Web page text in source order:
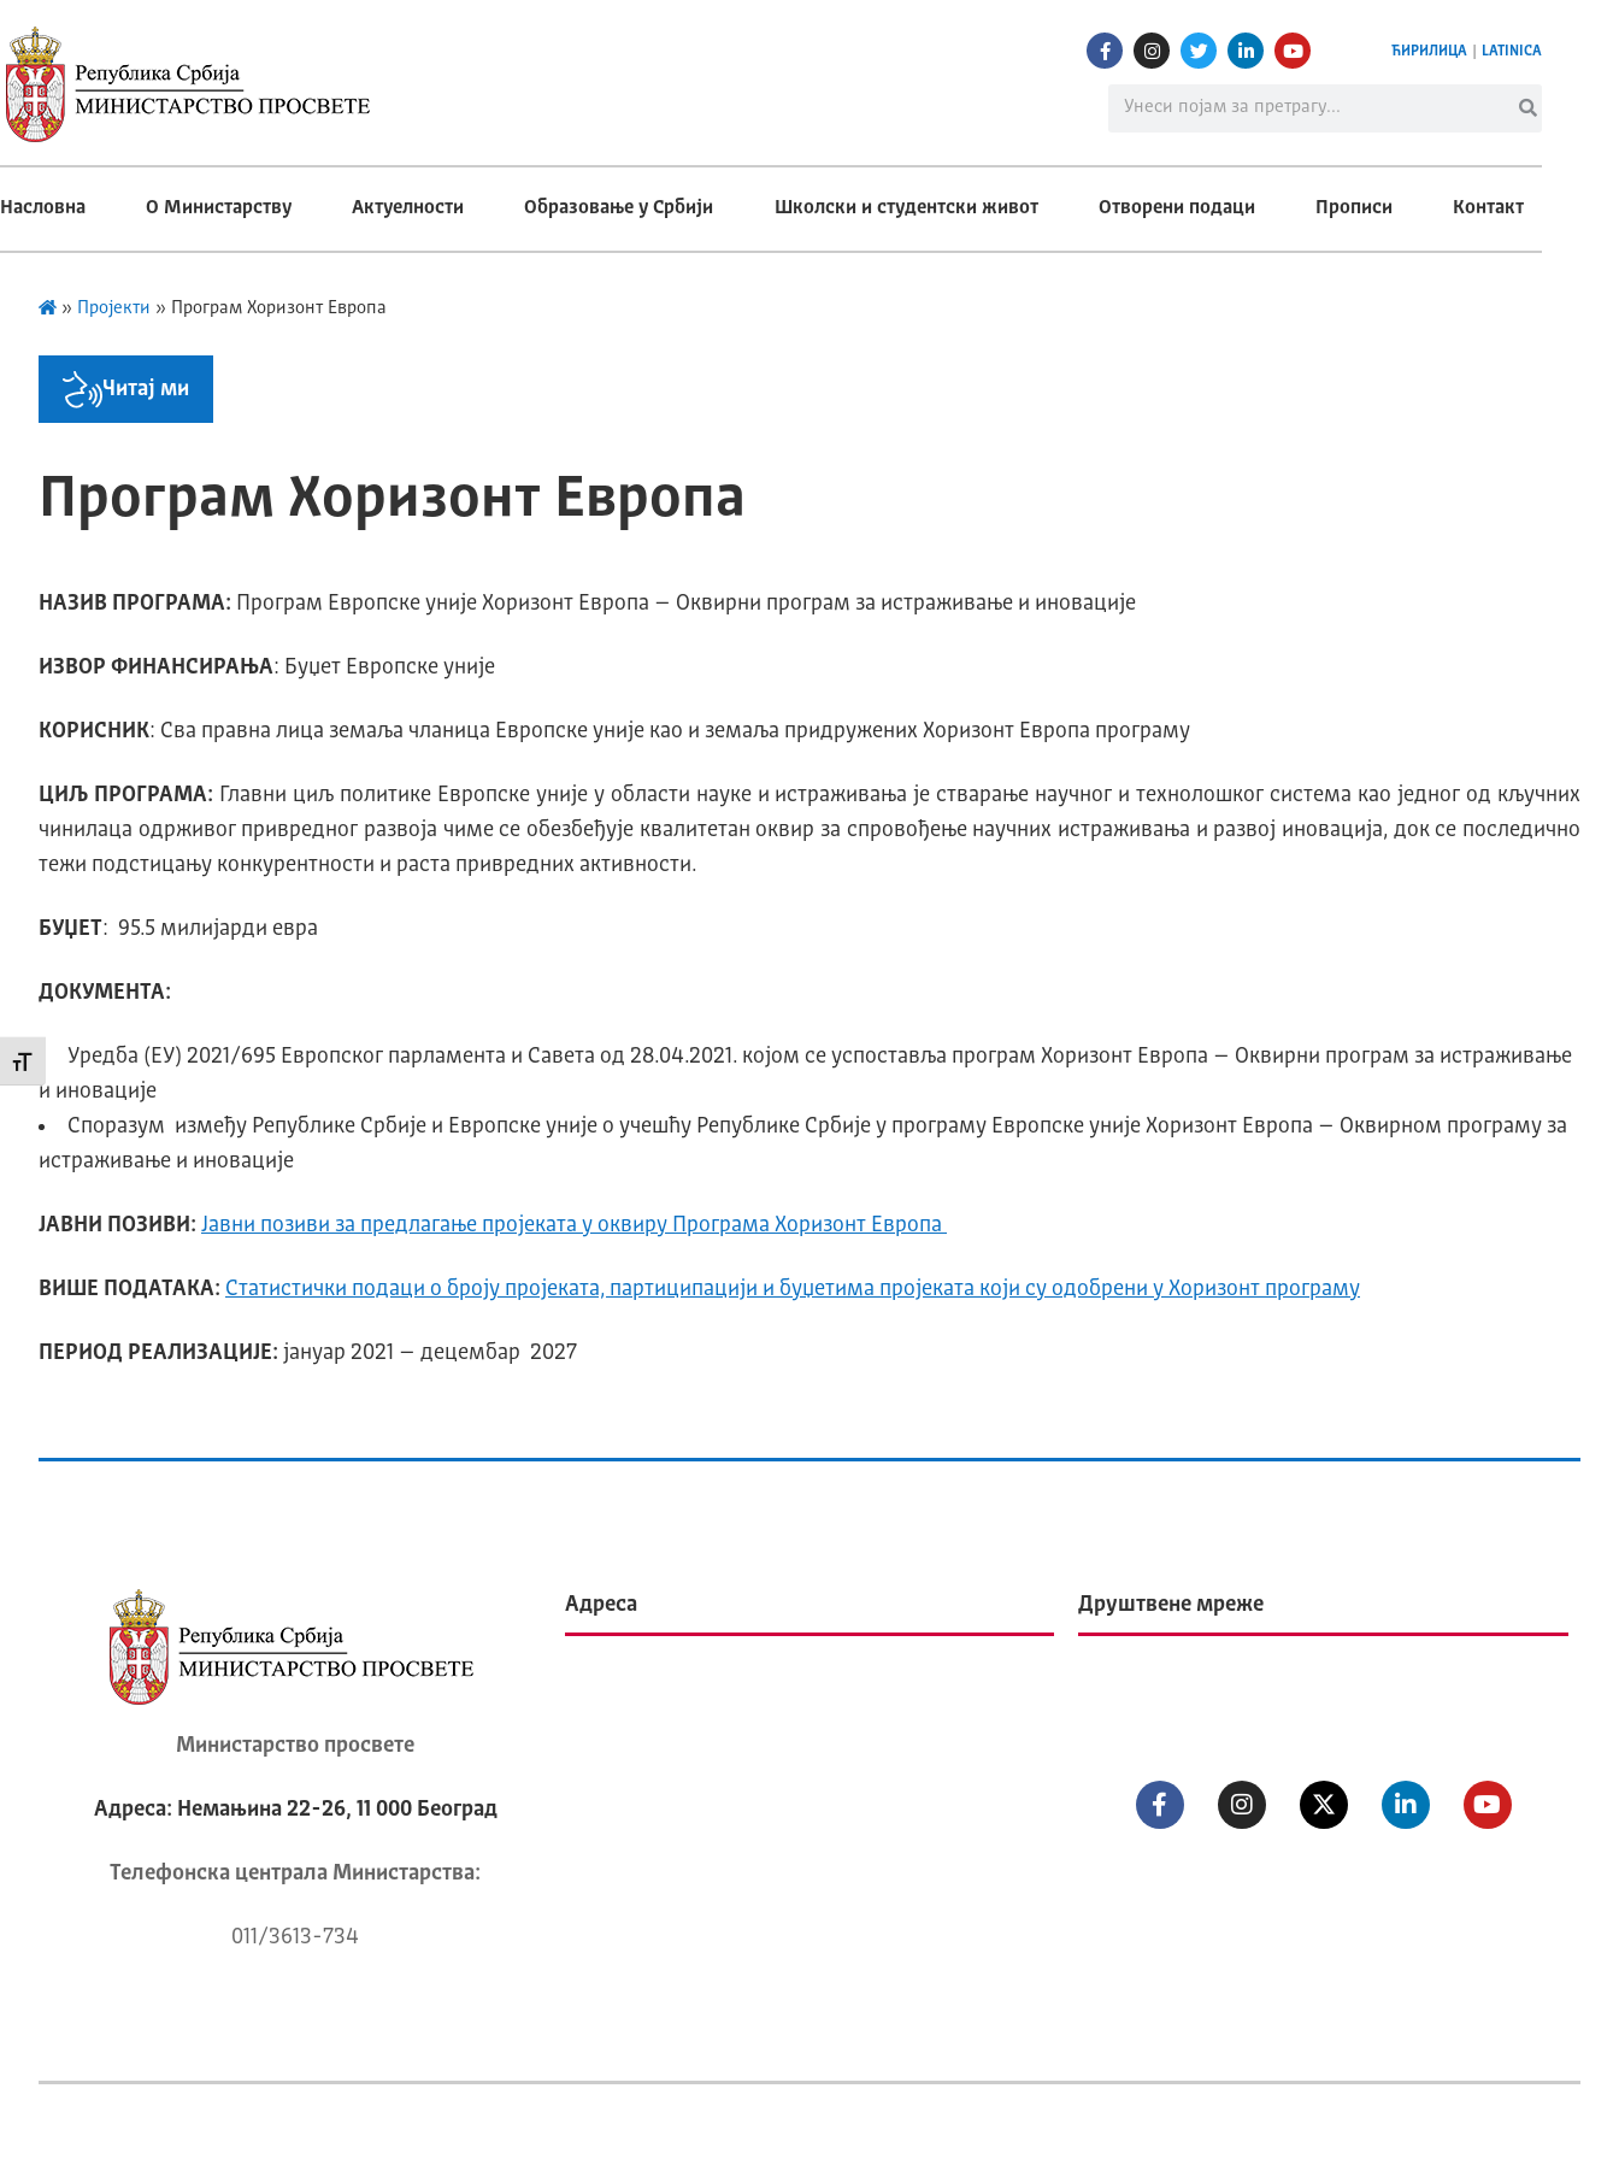
Промени величину слова
ЋИРИЛИЦА LATINICA
Насловна О Министарству Актуелности Образовање у Србији Школски и студентски живот Отворени подаци Прописи Контакт
» Пројекти » Програм Хоризонт Европа
Читај ми
Програм Хоризонт Европа
НАЗИВ ПРОГРАМА: Програм Европске уније Хоризонт Европа – Оквирни програм за истраживање и иновације
ИЗВОР ФИНАНСИРАЊА: Буџет Европске уније
КОРИСНИК: Сва правна лица земаља чланица Европске уније као и земаља придружених Хоризонт Европа програму
ЦИЉ ПРОГРАМА: Главни циљ политике Европске уније у области науке и истраживања је стварање научног и технолошког система као једног од кључних
чинилаца одрживог привредног развоја чиме се обезбеђује квалитетан оквир за спровођење научних истраживања и развој иновација, док се последично
тежи подстицању конкурентности и раста привредних активности.
БУЏЕТ: 95.5 милијарди евра
ДОКУМЕНТА:
Уредба (ЕУ) 2021/695 Европског парламента и Савета од 28.04.2021. којом се успоставља програм Хоризонт Европа – Оквирни програм за истраживање
и иновације
Споразум између Републике Србије и Европске уније о учешћу Републике Србије у програму Европске уније Хоризонт Европа – Оквирном програму за
истраживање и иновације
ЈАВНИ ПОЗИВИ: Јавни позиви за предлагање пројеката у оквиру Програма Хоризонт Европа
ВИШЕ ПОДАТАКА: Статистички подаци о броју пројеката, партиципацији и буџетима пројеката који су одобрени у Хоризонт програму
ПЕРИОД РЕАЛИЗАЦИЈЕ: јануар 2021 – децембар 2027
Министарство просвете
Адреса: Немањина 22-26, 11 000 Београд
Телeфонска централа Mинистарства:
011/3613-734
Адреса Друштвене мреже